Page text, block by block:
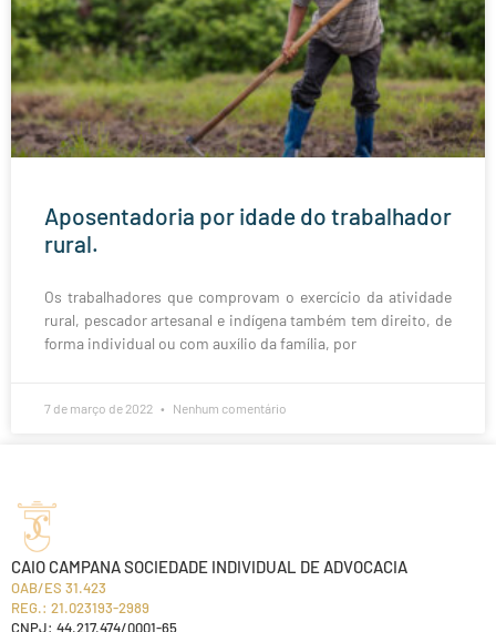
Aposentadoria por idade do trabalhador
rural.
Os trabalhadores que comprovam o exercício da atividade
rural, pescador artesanal e indígena também tem direito, de
forma individual ou com auxílio da família, por
7 de março de 2022 Nenhum comentário
CAIO CAMPANA SOCIEDADE INDIVIDUAL DE ADVOCACIA
OAB/ES 31.423
REG.: 21.023193-2989
CNPJ: 44.217.474/0001-65